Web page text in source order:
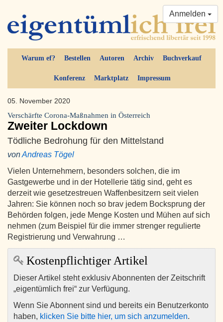
Warum ef? Bestellen Autoren Archiv Buchverkauf
Konferenz Marktplatz Impressum
Anmelden
05. November 2020
Verschärfte Corona-Maßnahmen in Österreich
Zweiter Lockdown
Tödliche Bedrohung für den Mittelstand
vonAndreas Tögel
Vielen Unternehmern, besonders solchen, die im
Gastgewerbe und in der Hotellerie tätig sind, geht es
derzeit wie gesetzestreuen Waffenbesitzern seit vielen
Jahren: Sie können noch so brav jedem Bocksprung der
Behörden folgen, jede Menge Kosten und Mühen auf sich
nehmen (zum Beispiel für die immer strenger regulierte
Registrierung und Verwahrung …
Kostenpflichtiger Artikel
Dieser Artikel steht exklusiv Abonnenten der Zeitschrift
„eigentümlich frei“ zur Verfügung.
Wenn Sie Abonnent sind und bereits ein Benutzerkonto
haben, klicken Sie bitte hier, um sich anzumelden.